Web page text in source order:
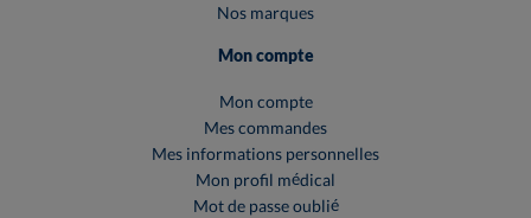
Nos marques
Mon compte
Mon compte
Mes commandes
Mes informations personnelles
Mon profil médical
Mot de passe oublié